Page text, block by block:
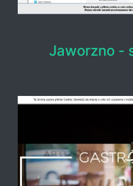
Jaworzno -